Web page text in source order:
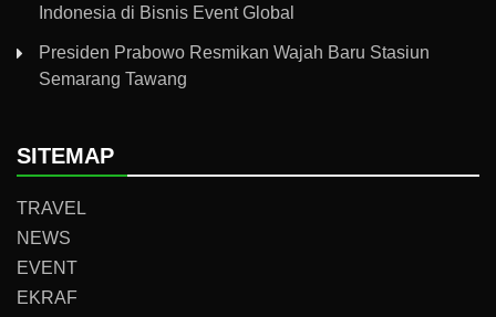
Indonesia di Bisnis Event Global
Presiden Prabowo Resmikan Wajah Baru Stasiun
Semarang Tawang
SITEMAP
TRAVEL
NEWS
EVENT
EKRAF